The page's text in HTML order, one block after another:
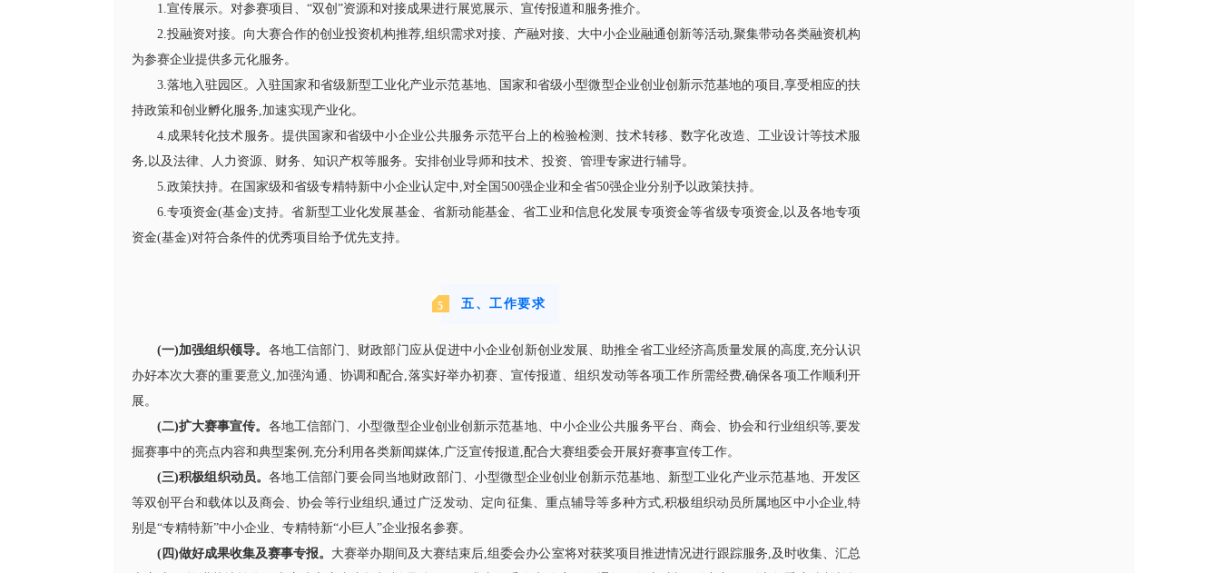
1.宣传展示。对参赛项目、“双创”资源和对接成果进行展览展示、宣传报道和服务推介。
2.投融资对接。向大赛合作的创业投资机构推荐,组织需求对接、产融对接、大中小企业融通创新等活动,聚集带动各类融资机构
为参赛企业提供多元化服务。
3.落地入驻园区。入驻国家和省级新型工业化产业示范基地、国家和省级小型微型企业创业创新示范基地的项目,享受相应的扶
持政策和创业孵化服务,加速实现产业化。
4.成果转化技术服务。提供国家和省级中小企业公共服务示范平台上的检验检测、技术转移、数字化改造、工业设计等技术服
务,以及法律、人力资源、财务、知识产权等服务。安排创业导师和技术、投资、管理专家进行辅导。
5.政策扶持。在国家级和省级专精特新中小企业认定中,对全国500强企业和全省50强企业分别予以政策扶持。
6.专项资金(基金)支持。省新型工业化发展基金、省新动能基金、省工业和信息化发展专项资金等省级专项资金,以及各地专项
资金(基金)对符合条件的优秀项目给予优先支持。
5 五、工作要求
(一)加强组织领导。 各地工信部门、财政部门应从促进中小企业创新创业发展、助推全省工业经济高质量发展的高度,充分认识
办好本次大赛的重要意义,加强沟通、协调和配合,落实好举办初赛、宣传报道、组织发动等各项工作所需经费,确保各项工作顺利开
展。
(二)扩大赛事宣传。 各地工信部门、小型微型企业创业创新示范基地、中小企业公共服务平台、商会、协会和行业组织等,要发
掘赛事中的亮点内容和典型案例,充分利用各类新闻媒体,广泛宣传报道,配合大赛组委会开展好赛事宣传工作。
(三)积极组织动员。各地工信部门要会同当地财政部门、小型微型企业创业创新示范基地、新型工业化产业示范基地、开发区
等双创平台和载体以及商会、协会等行业组织,通过广泛发动、定向征集、重点辅导等多种方式,积极组织动员所属地区中小企业,特
别是“专精特新”中小企业、专精特新“小巨人”企业报名参赛。
(四)做好成果收集及赛事专报。 大赛举办期间及大赛结束后,组委会办公室将对获奖项目推进情况进行跟踪服务,及时收集、汇总